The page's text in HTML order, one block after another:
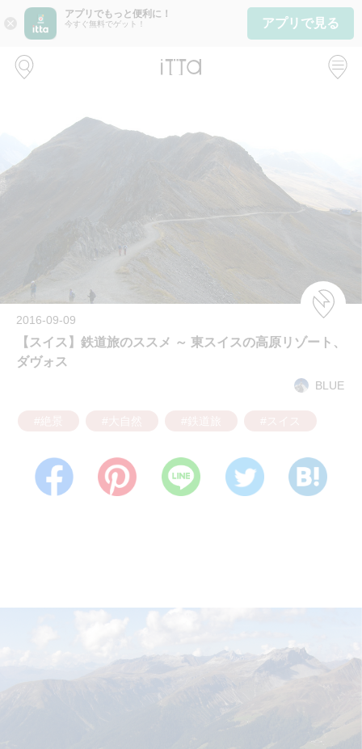
close
アプリでもっと便利に！
今すぐ無料でゲット！ アプリで見る
2016-09-09
【スイス】鉄道旅のススメ ～ 東スイスの高原リゾート、
ダヴォス
BLUE